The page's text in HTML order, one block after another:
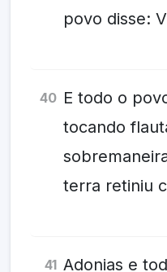
povo disse:
40 E todo o
tocando
terra retiniu
41 Adonias e